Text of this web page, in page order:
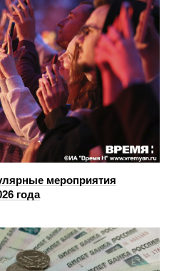
мероприятия
года